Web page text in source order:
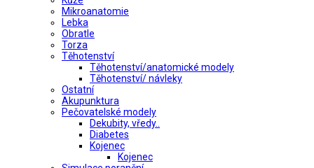
Mikroanatomie
Lebka
Obratle
Torza
Těhotenství
Těhotenství/anatomické modely
Těhotenství/ návleky
Ostatní
Akupunktura
Pečovatelské modely
Dekubity, vředy..
Diabetes
Kojenec
Kojenec